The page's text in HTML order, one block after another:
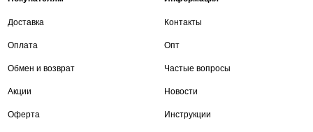
Доставка
Оплата
Обмен и возврат
Акции
Оферта
Контакты
Опт
Частые вопросы
Новости
Инструкции